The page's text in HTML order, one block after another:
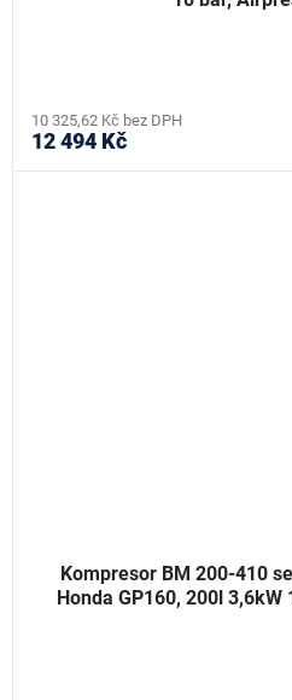
10 325,62 Kč bez DPH
12 494 Kč
Kompresor BM 200-410
Honda GP160, 200l